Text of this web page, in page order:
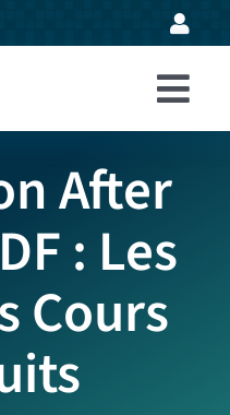
Formations
Entreprises
Avis
Expertise
À propos
After
: Les
Cours